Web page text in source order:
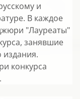
и
В каждое
"Лауреаты"
занявшие
конкурса